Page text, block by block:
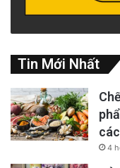
Tin Mới Nhất
4